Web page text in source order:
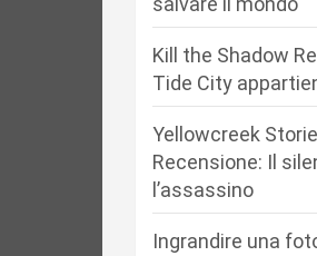
Kill the Shadow
Tide City
Yellowcreek
Recensione: Il
l’assassino
Ingrandire una